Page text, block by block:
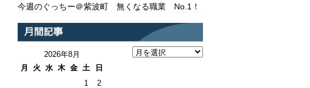
今週のぐっちー＠紫波町 無くなる職業 No.1！
2026年8月
月
火 水 木 金 土 日
1
2